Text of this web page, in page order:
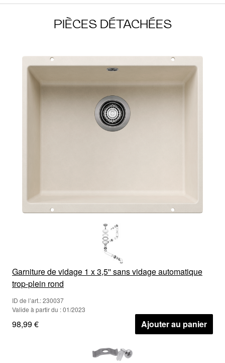
PIÈCES DÉTACHÉES
Garniture de vidage 1 x 3,5'' sans vidage automatique
trop-plein rond
ID de l’art.: 230037
Valide à partir du : 01/2023
98,99 € Ajouter au panier